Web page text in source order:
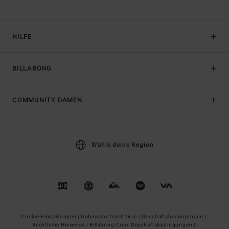
HILFE
BILLABONG
COMMUNITY DAMEN
Wähle deine Region
Cookie-Einstellungen | Datenschutzrichtlinie | Geschäftsbedingungen |
Rechtliche Hinweise | Billabong Crew Geschäftsbedingungen |